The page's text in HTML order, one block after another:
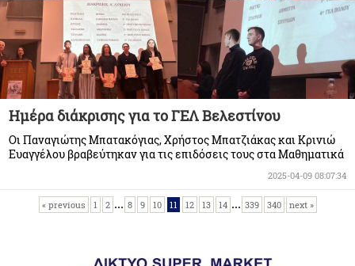
Ημέρα διάκρισης για το ΓΕΛ Βελεστίνου
Οι Παναγιώτης Μπατακόγιας, Χρήστος Μπατζιάκας και Κρινιώ
Ευαγγέλου βραβεύτηκαν για τις επιδόσεις τους στα Μαθηματικά
2025-04-09 08:07:34
« previous 1 2 ... 8 9 10 11 12 13 14 ... 339 340 next »